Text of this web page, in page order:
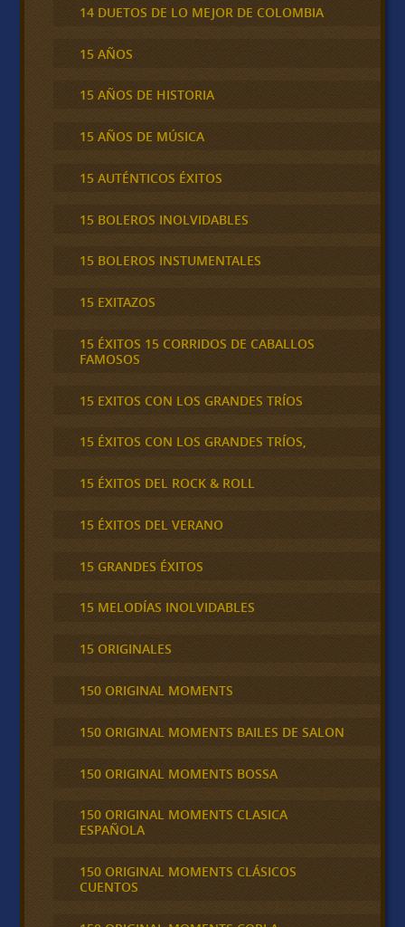
14 DUETOS DE LO MEJOR DE COLOMBIA
15 AÑOS
15 AÑOS DE HISTORIA
15 AÑOS DE MÚSICA
15 AUTÉNTICOS ÉXITOS
15 BOLEROS INOLVIDABLES
15 BOLEROS INSTUMENTALES
15 EXITAZOS
15 ÉXITOS 15 CORRIDOS DE CABALLOS
FAMOSOS
15 EXITOS CON LOS GRANDES TRÍOS
15 ÉXITOS CON LOS GRANDES TRÍOS,
15 ÉXITOS DEL ROCK & ROLL
15 ÉXITOS DEL VERANO
15 GRANDES ÉXITOS
15 MELODÍAS INOLVIDABLES
15 ORIGINALES
150 ORIGINAL MOMENTS
150 ORIGINAL MOMENTS BAILES DE SALON
150 ORIGINAL MOMENTS BOSSA
150 ORIGINAL MOMENTS CLASICA
ESPAÑOLA
150 ORIGINAL MOMENTS CLÁSICOS
CUENTOS